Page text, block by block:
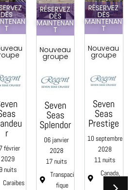
DÈS
T
r
février
2029
9 nuits
Caraibes
RÉSERVEZ
DÈS
MAINTENAN
T
Nouveau
groupe
Seven
Seas
Splendor
06 janvier
2028
17 nuits
Transpaci
fique
RÉSERVEZ
DÈS
MAINTENAN
T
Nouveau
groupe
Seven
Seas
Prestige
10 septembre
2028
11 nuits
Canada,
Maine